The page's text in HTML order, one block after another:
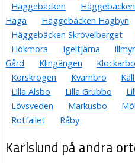
Häggebäcken
Haga
Häggebäcken Hagbyn
Häggebäcken Skrövelberget
Hökmora
Igeltjärna
Gård
Klingängen Klockarbo
Korskrogen
Kvarnbro
Lilla Alsbo
Lilla Grubbo
Lövsveden
Markusbo
Rotfallet
Råby
Karlslund på andra